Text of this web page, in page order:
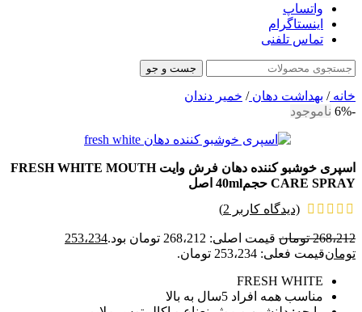
واتساپ
اینستاگرام
تماس تلفنی
جست و جو
خانه/ بهداشت دهان/ خمیر دندان
-6%
ناموجود
اسپری خوشبو کننده دهان فرش وایت FRESH WHITE MOUTH
CARE SPRAY حجم40ml اصل
(دیدگاه کاربر 2
)
268،212 تومان قیمت اصلی: 268،212 تومان بود.
253،234
تومانقیمت فعلی: 253،234 تومان.
FRESH WHITE
مناسب همه افراد 5سال به بالا